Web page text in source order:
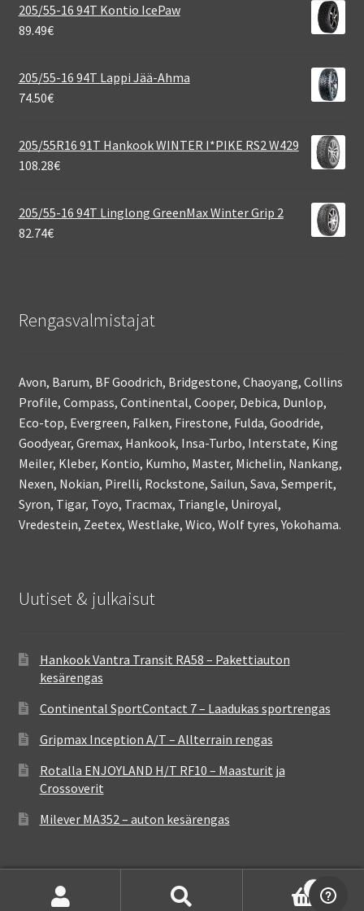
205/55-16 94T Kontio IcePaw
89.49€
205/55-16 94T Lappi Jää-Ahma
74.50€
205/55R16 91T Hankook WINTER I*PIKE RS2 W429
108.28€
205/55-16 94T Linglong GreenMax Winter Grip 2
82.74€
Rengasvalmistajat
Avon, Barum, BF Goodrich, Bridgestone, Chaoyang, Collins
Profile, Compass, Continental, Cooper, Debica, Dunlop,
Eco-top, Evergreen, Falken, Firestone, Fulda, Goodride,
Goodyear, Gremax, Hankook, Insa-Turbo, Interstate, King
Meiler, Kleber, Kontio, Kumho, Master, Michelin, Nankang,
Nexen, Nokian, Pirelli, Rockstone, Sailun, Sava, Semperit,
Syron, Tigar, Toyo, Tracmax, Triangle, Uniroyal,
Vredestein, Zeetex, Westlake, Wico, Wolf tyres, Yokohama.
Uutiset & julkaisut
Hankook Vantra Transit RA58 – Pakettiauton
kesärengas
Continental SportContact 7 – Laadukas sportrengas
Gripmax Inception A/T – Allterrain rengas
Rotalla ENJOYLAND H/T RF10 – Maasturit ja
Crossoverit
Milever MA352 – auton kesärengas
0